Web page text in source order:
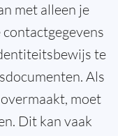
met alleen je
te
Als
moet
Dit kan vaak